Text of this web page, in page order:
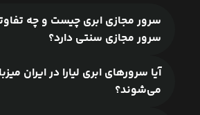
سرور مجازی ابری چیست و چه
سرور مجازی سنتی دارد؟
آیا سرورهای ابری لیارا در ایران
می‌شوند؟